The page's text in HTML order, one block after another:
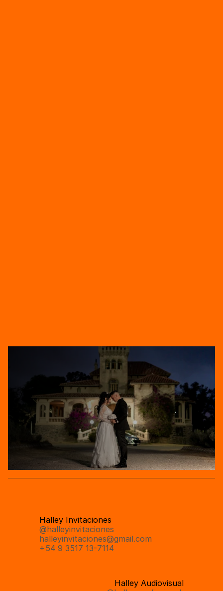
Halley Invitaciones
@halleyinvitaciones
halleyinvitaciones@gmail.com
+54 9 3517 13-7114
Halley Audiovisual